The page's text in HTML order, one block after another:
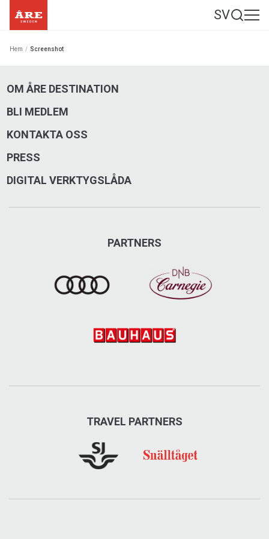
SV
Hem / Screenshot
OM ÅRE DESTINATION
BLI MEDLEM
KONTAKTA OSS
PRESS
DIGITAL VERKTYGSLÅDA
PARTNERS
TRAVEL PARTNERS